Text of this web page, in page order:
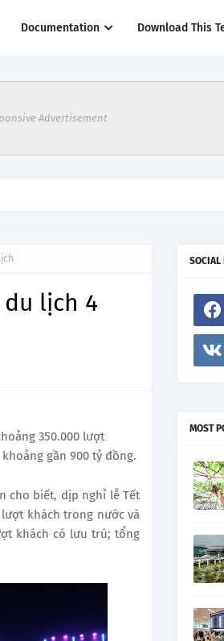
Documentation Download This
Advertisement
lịch 4
350.000 lượt
gần 900 tỷ đồng.
cho biết, dịp nghỉ lễ Tết
khách trong nước và
khách có lưu trú; tổng
SOCIAL
MOST